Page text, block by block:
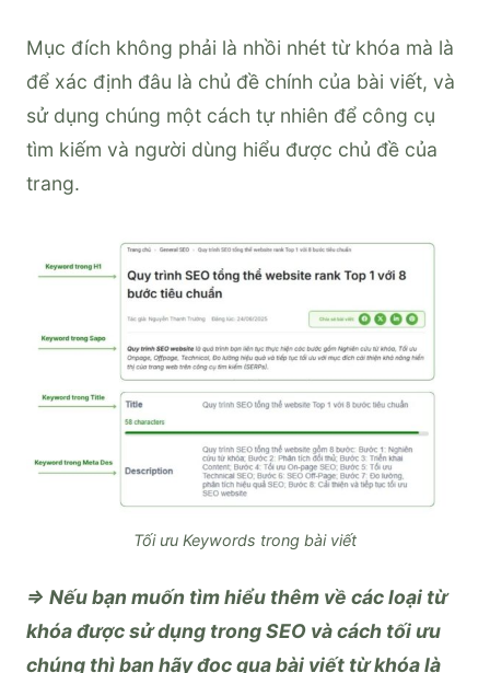
Mục đích không phải là nhồi nhét từ khóa mà là
để xác định đâu là chủ đề chính của bài viết, và
sử dụng chúng một cách tự nhiên để công cụ
tìm kiếm và người dùng hiểu được chủ đề của
trang.
Tối ưu Keywords trong bài viết
=> Nếu bạn muốn tìm hiểu thêm về các loại từ
khóa được sử dụng trong SEO và cách tối ưu
chúng thì bạn hãy đọc qua bài viết từ khóa là